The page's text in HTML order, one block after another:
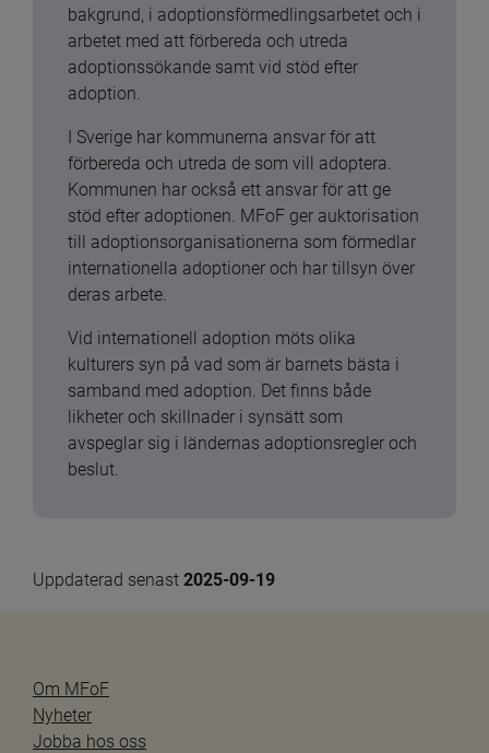
bakgrund, i adoptionsförmedlingsarbetet och i
arbetet med att förbereda och utreda
adoptionssökande samt vid stöd efter
adoption.
I Sverige har kommunerna ansvar för att
förbereda och utreda de som vill adoptera.
Kommunen har också ett ansvar för att ge
stöd efter adoptionen. MFoF ger auktorisation
till adoptionsorganisationerna som förmedlar
internationella adoptioner och har tillsyn över
deras arbete.
Vid internationell adoption möts olika
kulturers syn på vad som är barnets bästa i
samband med adoption. Det finns både
likheter och skillnader i synsätt som
avspeglar sig i ländernas adoptionsregler och
beslut.
Uppdaterad senast 2025-09-19
Om MFoF
Nyheter
Jobba hos oss